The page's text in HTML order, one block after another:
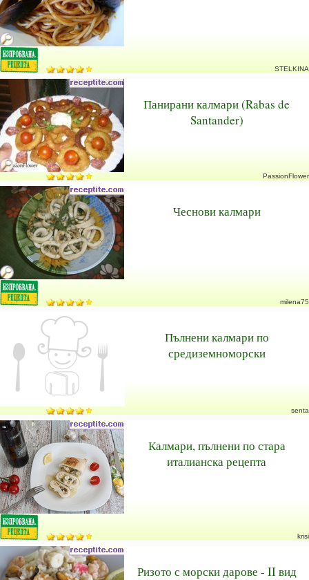
STELKINA
Панирани калмари (Rabas de
Santander)
PassionFlower
Чеснови калмари
milena75
Пълнени калмари по
средиземноморски
senta
Калмари, пълнени по стара
италианска рецепта
krisi
Ризото с морски дарове - II вид